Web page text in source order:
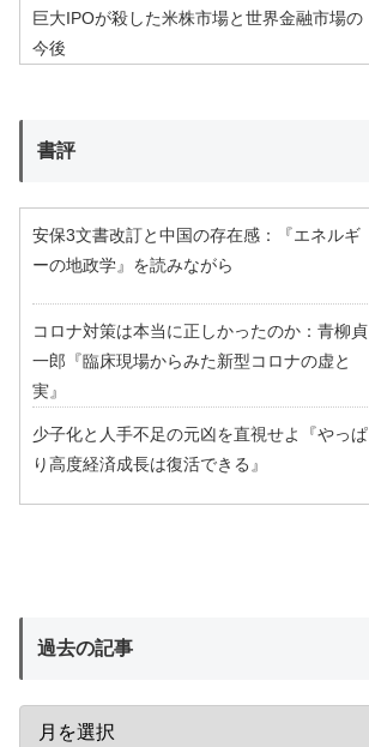
巨大IPOが殺した米株市場と世界金融市場の
今後
書評
安保3文書改訂と中国の存在感：『エネルギ
ーの地政学』を読みながら
コロナ対策は本当に正しかったのか：青柳貞
一郎『臨床現場からみた新型コロナの虚と
実』
少子化と人手不足の元凶を直視せよ『やっぱ
り高度経済成長は復活できる』
過去の記事